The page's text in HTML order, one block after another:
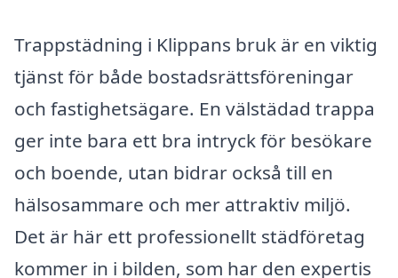
Trappstädning i Klippans bruk är en viktig
tjänst för både bostadsrättsföreningar
och fastighetsägare. En välstädad trappa
ger inte bara ett bra intryck för besökare
och boende, utan bidrar också till en
hälsosammare och mer attraktiv miljö.
Det är här ett professionellt städföretag
kommer in i bilden, som har den expertis